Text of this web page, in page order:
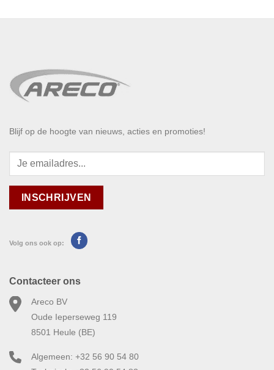
Blijf op de hoogte van nieuws, acties en promoties!
Volg ons ook op:
Contacteer ons
Areco BV
Oude Ieperseweg 119
8501 Heule (BE)
Algemeen: +32 56 90 54 80